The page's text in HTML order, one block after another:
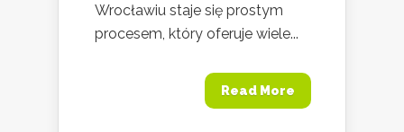
Wrocławiu staje się prostym
procesem, który oferuje wiele...
Read More